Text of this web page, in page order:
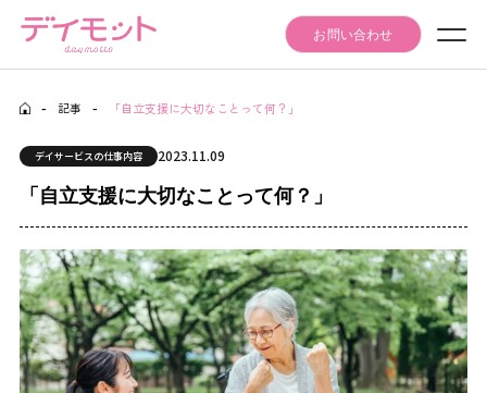
お問い合わせ
Seminar Event
セミナー・イベント情報
Articles
記事
Daymotto-Tube
デイモットTube
Materials download
資料ダウンロード
- 記事 - 「自立支援に大切なことって何？」
デイサービスの仕事内容 2023.11.09
「自立支援に大切なことって何？」